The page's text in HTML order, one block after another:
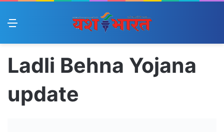
Menu
Ladli Behna Yojana
update